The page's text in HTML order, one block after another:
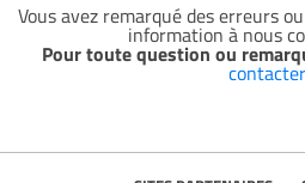
Vous avez remarqué des erreurs
information à nous
Pour toute question ou
contacter